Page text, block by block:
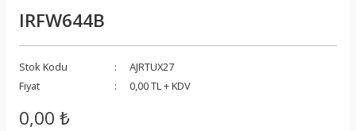
IRFW644B
Stok Kodu
AJRTUX27
Fiyat
0,00 TL + KDV
0,00 ₺